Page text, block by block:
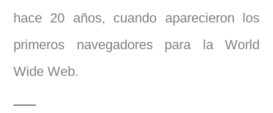
hace 20 años, cuando aparecieron los
primeros navegadores para la World
Wide Web.